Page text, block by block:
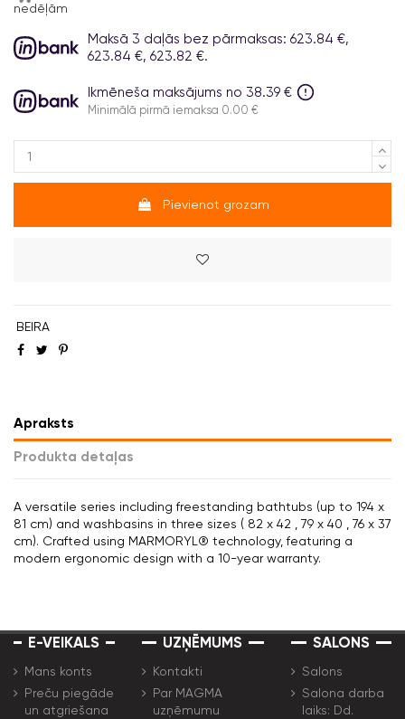
nedēļām
Maksā 3 daļās bez pārmaksas: 623.84 €,
623.84 €, 623.82 €.
Ikmēneša maksājums no 38.39 €
Minimālā pirmā iemaksa 0.00 €
Pievienot grozam
BEIRA
Apraksts
Produkta detaļas
A versatile series including freestanding bathtubs (up to 194 x
81 cm) and washbasins in three sizes ( 82 x 42 , 79 x 40 , 76 x 37
cm). Crafted using MARMORYL® technology, featuring a
modern ergonomic design with a 10-year warranty.
E-VEIKALS
Mans konts
Preču piegāde
un atgriešana
UZŅĒMUMS
Kontakti
Par MAGMA
uzņēmumu
SALONS
Salons
Salona darba
laiks: Dd.